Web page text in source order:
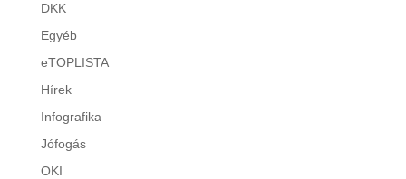
DKK
Egyéb
eTOPLISTA
Hírek
Infografika
Jófogás
OKI